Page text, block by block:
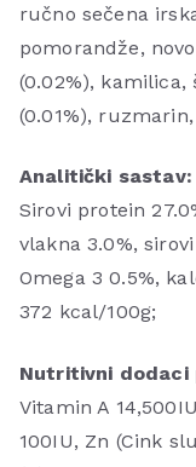
ručno sečena
pomorandže,
(0.02%), kamilica,
(0.01%),
Analitički sastav:
Sirovi protein
vlakna 3.0%,
Omega 3 0.5%,
372 kcal/100g;
Nutritivni dodaci
Vitamin A
100IU, Zn (Cink